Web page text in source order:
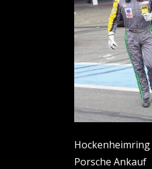
Hockenheimring
Porsche Ankauf